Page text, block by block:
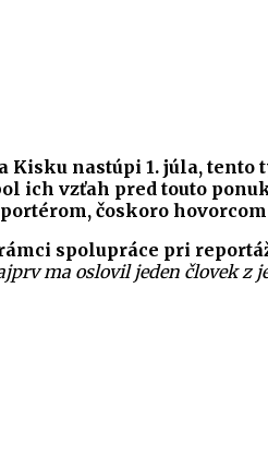
nastúpi 1. júla, tento
ich vzťah pred touto
čoskoro
spolupráce pri
ma oslovil jeden človek z